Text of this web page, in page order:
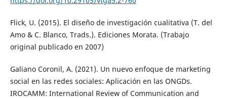
Flick, U. (2015). El diseño de investigación cualitativa (T. del
Amo & C. Blanco, Trads.). Ediciones Morata. (Trabajo
original publicado en 2007)
Galiano Coronil, A. (2021). Un nuevo enfoque de marketing
social en las redes sociales: Aplicación en las ONGDs.
IROCAMM: International Review of Communication and